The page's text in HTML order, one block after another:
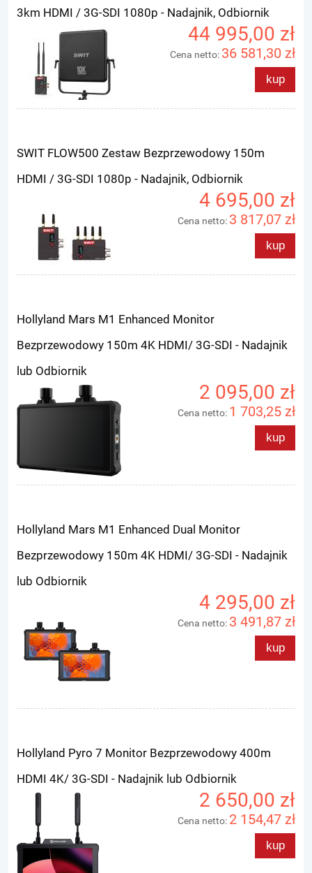
3km HDMI / 3G-SDI 1080p - Nadajnik, Odbiornik
44 995,00 zł
Cena netto: 36 581,30 zł
kup
SWIT FLOW500 Zestaw Bezprzewodowy 150m
HDMI / 3G-SDI 1080p - Nadajnik, Odbiornik
4 695,00 zł
Cena netto: 3 817,07 zł
kup
Hollyland Mars M1 Enhanced Monitor
Bezprzewodowy 150m 4K HDMI/ 3G-SDI - Nadajnik
lub Odbiornik
2 095,00 zł
Cena netto: 1 703,25 zł
kup
Hollyland Mars M1 Enhanced Dual Monitor
Bezprzewodowy 150m 4K HDMI/ 3G-SDI - Nadajnik
lub Odbiornik
4 295,00 zł
Cena netto: 3 491,87 zł
kup
Hollyland Pyro 7 Monitor Bezprzewodowy 400m
HDMI 4K/ 3G-SDI - Nadajnik lub Odbiornik
2 650,00 zł
Cena netto: 2 154,47 zł
kup